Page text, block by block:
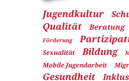
Jugendkultur
Qualität Beratung
Förderung
Sexualität Bildung
Mobile Jugendarbeit
Gesundheit